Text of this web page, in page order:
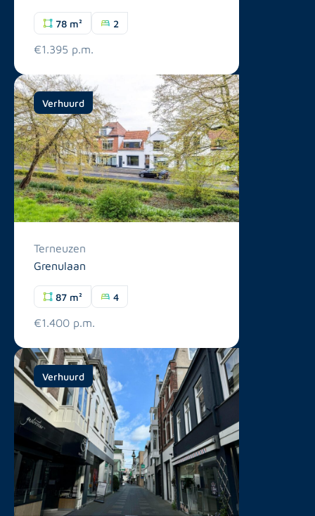
78 m² 2
€1.395 p.m.
Verhuurd
Terneuzen
Grenulaan
87 m² 4
€1.400 p.m.
Verhuurd